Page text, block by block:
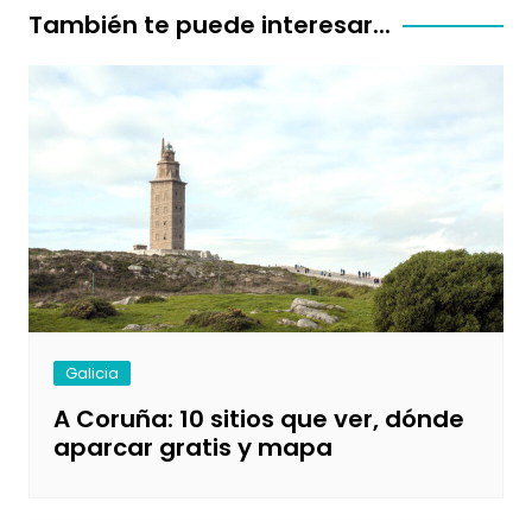
entradas
También te puede interesar...
Galicia
A Coruña: 10 sitios que ver, dónde
aparcar gratis y mapa